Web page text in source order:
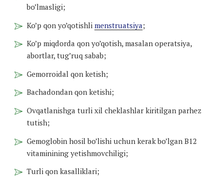
bo’lmasligi;
Ko’p qon yo’qotishli menstruatsiya;
Ko’p miqdorda qon yo’qotish, masalan operatsiya,
abortlar, tug’ruq sabab;
Gemorroidal qon ketish;
Bachadondan qon ketishi;
Ovqatlanishga turli xil cheklashlar kiritilgan parhez
tutish;
Gemoglobin hosil bo’lishi uchun kerak bo’lgan B12
vitaminining yetishmovchiligi;
Turli qon kasalliklari;